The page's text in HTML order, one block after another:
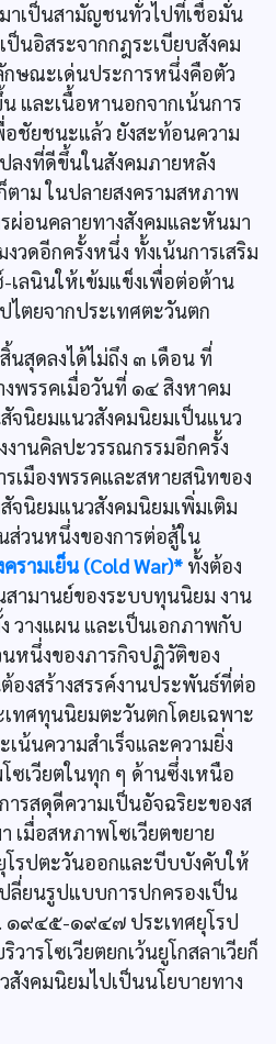
าเป็นสามัญชนทั่วไปที่เชื่อมั่น
ป็นอิสระจากกฎระเบียบสังคม
กษณะเด่นประการหนึ่งคือตัว
และเนื้อหานอกจากเน้นการ
ชัยชนะแล้ว ยังสะท้อนความ
ลงที่ดีขึ้นในสังคมภายหลัง
ตาม ในปลายสงครามสหภาพ
รผ่อนคลายทางสังคมและหันมา
วดอีกครั้งหนึ่ง ทั้งเน้นการเสริม
เลนินให้เข้มแข็งเพื่อต่อต้าน
ไตยจากประเทศตะวันตก
นสุดลงได้ไม่ถึง ๓ เดือน ที่
พรรคเมื่อวันที่ ๑๔ สิงหาคม
จนิยมแนวสังคมนิยมเป็นแนว
งานคิลปะวรรณกรรมอีกครั้ง
เมืองพรรคและสหายสนิทของ
จนิยมแนวสังคมนิยมเพิ่มเติม
ส่วนหนึ่งของการต่อสู้ใน
ครามเย็น (Cold War)* ทั้งต้อง
ามานย์ของระบบทุนนิยม งาน
วางแผน และเป็นเอกภาพกับ
หนึ่งของภารกิจปฏิวัติของ
งสร้างสรรค์งานประพันธ์ที่ต่อ
เทศทุนนิยมตะวันตกโดยเฉพาะ
น้นความสำเร็จและความยิ่ง
เวียตในทุก ๆ ด้านซึ่งเหนือ
ารสดุดีความเป็นอัจฉริยะของส
เมื่อสหภาพโซเวียตขยาย
โรปตะวันออกและบีบบังคับให้
ลี่ยนรูปแบบการปกครองเป็น
๑๙๔๕-๑๙๔๗ ประเทศยุโรป
ารโซเวียตยกเว้นยูโกสลาเวียก็
งคมนิยมไปเป็นนโยบายทาง